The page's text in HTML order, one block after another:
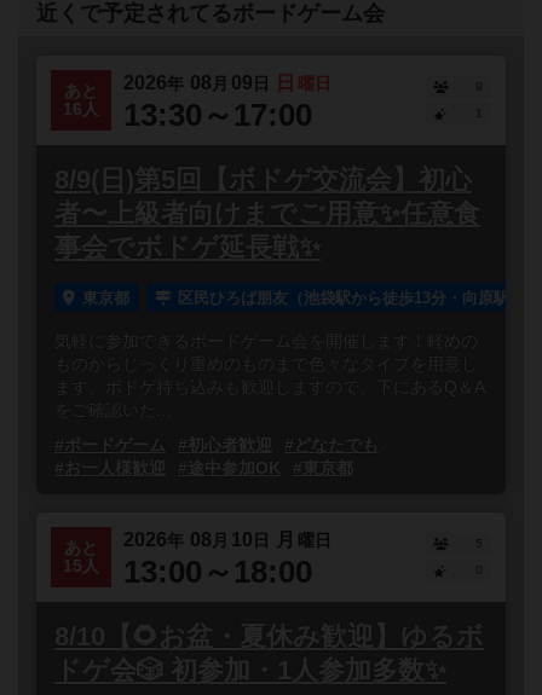
近くで予定されてるボードゲーム会
あと
16人
2026年 08 月 09 日 日 曜日
13:30～17:00
9
1
8/9(日)第5回【ボドゲ交流会】初心
者〜上級者向けまでご用意✨任意食
事会でボドゲ延長戦✨
東京都 区民ひろば朋友（池袋駅から徒歩13分・向原駅か
気軽に参加できるボードゲーム会を開催します！軽めの
ものからじっくり重めのものまで色々なタイプを用意し
ます。ボドゲ持ち込みも歓迎しますので、下にあるQ＆A
#ボードゲーム
#初心者歓迎
#どなたでも
#お一人様歓迎
#途中参加OK #東京都
あと
15人
2026年 08 月 10 日 月 曜日
13:00～18:00
5
8/10【🌻お盆・夏休み歓迎】ゆるボ
ドゲ会🎲 初参加・1人参加多数✨